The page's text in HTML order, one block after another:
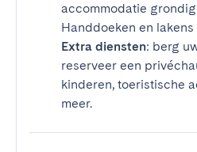
accommodatie
Handdoeken en
Extra diensten: berg
reserveer een
kinderen, toeristische
meer.